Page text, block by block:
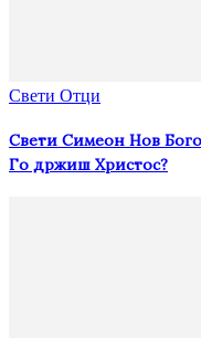
Свети Отци
Свети Симеон Нов
Го држиш Христос?